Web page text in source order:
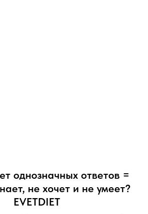
однозначных ответов =
не хочет и не умеет?
EVETDIET